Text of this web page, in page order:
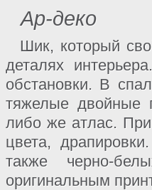
Ар-деко
Шик, который
деталях
обстановки. В
тяжелые двойные
либо же атлас.
цвета,
также черно-
оригинальным